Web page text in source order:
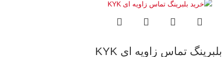
بلبرینگ تماس زاویه ای KYK